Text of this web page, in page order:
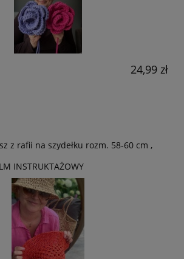
24,99 zł
z rafii na szydełku rozm. 58-60 cm ,
INSTRUKTAŻOWY